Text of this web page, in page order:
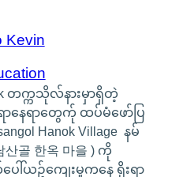
Kevin
တက္ကသိုလ်နားမှာရှိတဲ့
နေရာတွေက်ု ထပ်မံဖော်ပြ
Hanok Village နမ်
골 한옥 마을 ) ကို
ါ်ယဥ်ကျေးမှုကနေ ရိုးရာ